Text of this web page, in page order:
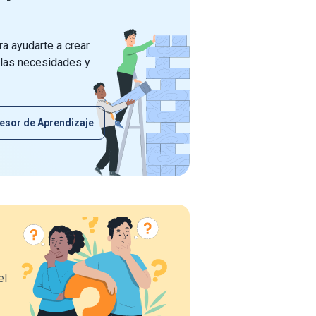
ayudarte a crear
necesidades y
de Aprendizaje